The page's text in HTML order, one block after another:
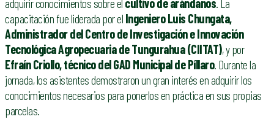
adquirir conocimientos sobre el cultivo de arándanos. La
capacitación fue liderada por el Ingeniero Luis Chungata,
Administrador del Centro de Investigación e Innovación
Tecnológica Agropecuaria de Tungurahua (CIITAT), y por
Efraín Criollo, técnico del GAD Municipal de Píllaro. Durante la
jornada, los asistentes demostraron un gran interés en adquirir los
conocimientos necesarios para ponerlos en práctica en sus propias
parcelas.